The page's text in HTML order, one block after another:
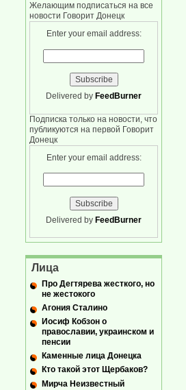
Желающим подписаться на все
новости Говорит Донецк
Enter your email address:
Delivered by FeedBurner
Подписка только на новости, что
публикуются на первой Говорит
Донецк
Enter your email address:
Delivered by FeedBurner
Лица
Про Дегтярева жесткого, но
не жестокого
Агония Сталино
Иосиф Кобзон о
православии, украинском и
пенсии
Каменные лица Донецка
Кто такой этот Щербаков?
Мирча Неизвестный